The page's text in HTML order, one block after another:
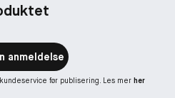
anmeldelse
før publisering. Les mer her